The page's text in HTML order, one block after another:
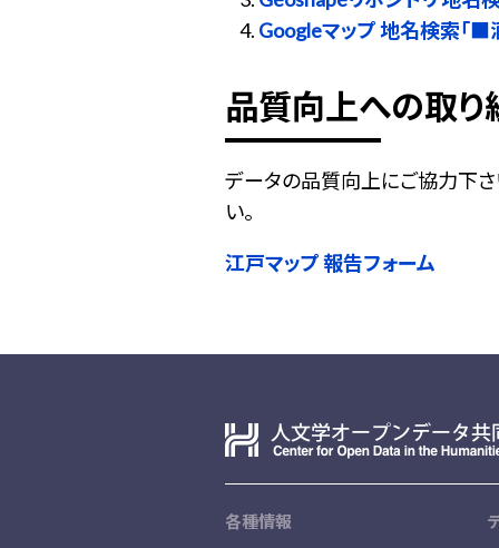
Googleマップ 地名検索「■
品質向上への取り
データの品質向上にご協力下
い。
江戸マップ 報告フォーム
各種情報